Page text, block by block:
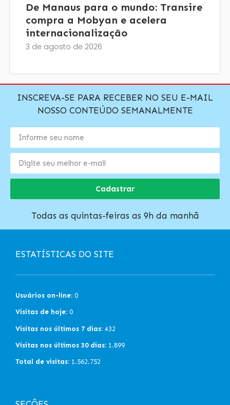
De Manaus para o mundo: Transire
compra a Mobyan e acelera
internacionalização
3 de agosto de 2026
INSCREVA-SE PARA RECEBER NO SEU E-MAIL
NOSSO CONTEÚDO SEMANALMENTE
Cadastrar
Todas as quintas-feiras as 9h da manhã
ESTATÍSTICAS DO SITE
Usuários on-line: 0
Visitas de hoje: 0
Visitas nos últimos 7 dias: 432
Visitas nos últimos 30 dias: 1.899
Total de visitas: 1.562.752